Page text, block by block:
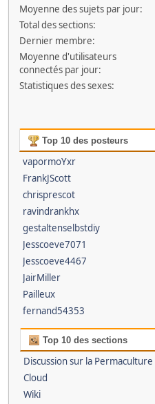
Moyenne des sujets par jour:
Total des sections:
Dernier membre:
Moyenne d'utilisateurs
connectés par jour:
Statistiques des sexes:
Top 10 des posteurs
vapormoYxr
FrankJScott
chrisprescot
ravindrankhx
gestaltenselbstdiy
Jesscoeve7071
Jesscoeve4467
JairMiller
Pailleux
fernand54353
Top 10 des sections
Discussion sur la Permaculture
Cloud
Wiki